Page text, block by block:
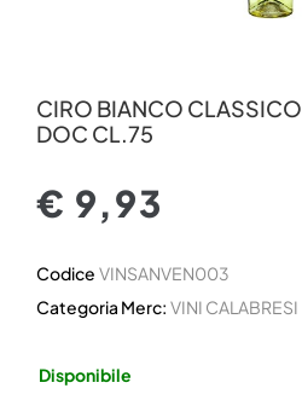
CIRO BIANCO CLASSICO
DOC CL.75
€ 9,93
Codice VINSANVEN003
Categoria Merc: VINI CALABRESI
Disponibile